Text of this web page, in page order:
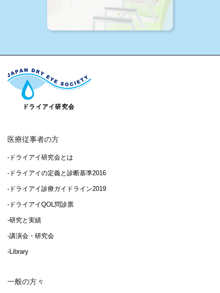
医療従事者の方
-ドライアイ研究会とは
-ドライアイの定義と診断基準2016
-ドライアイ診療ガイドライン2019
-ドライアイQOL問診票
-研究と実績
-講演会・研究会
-Library
一般の方々